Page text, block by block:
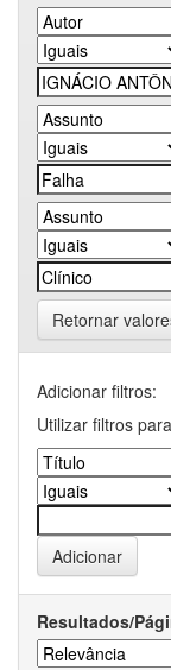
Retornar
Adicionar filtros:
Utilizar filtros
Resultados/